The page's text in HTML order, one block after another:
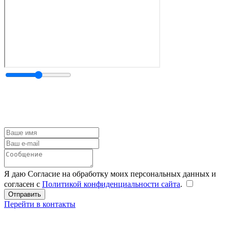
Я даю Согласие на обработку моих персональных данных и
согласен с Политикой конфиденциальности сайта.
Перейти в контакты